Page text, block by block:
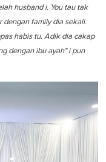
husband i. You tau tak
dengan family dia sekali.
habis tu. Adik dia cakap
dengan ibu ayah" i pun